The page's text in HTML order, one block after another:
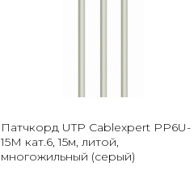
Патчкорд UTP Cablexpert PP6U-
15M кат.6, 15м, литой,
многожильный (серый)